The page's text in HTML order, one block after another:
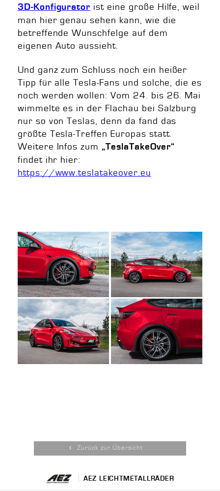
3D-Konfigurator ist eine große Hilfe, weil
man hier genau sehen kann, wie die
betreffende Wunschfelge auf dem
eigenen Auto aussieht.
Und ganz zum Schluss noch ein heißer
Tipp für alle Tesla-Fans und solche, die es
noch werden wollen: Vom 24. bis 26. Mai
wimmelte es in der Flachau bei Salzburg
nur so von Teslas, denn da fand das
größte Tesla-Treffen Europas statt.
Weitere Infos zum „TeslaTakeOver“
findet ihr hier:
https://www.teslatakeover.eu
Zurück zur Übersicht
AEZ LEICHTMETALLRÄDER